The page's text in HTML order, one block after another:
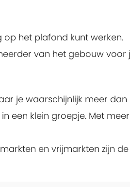
op het plafond kunt werken.
van het gebouw voor
je waarschijnlijk meer
een klein groepje. Met
en vrijmarkten zijn